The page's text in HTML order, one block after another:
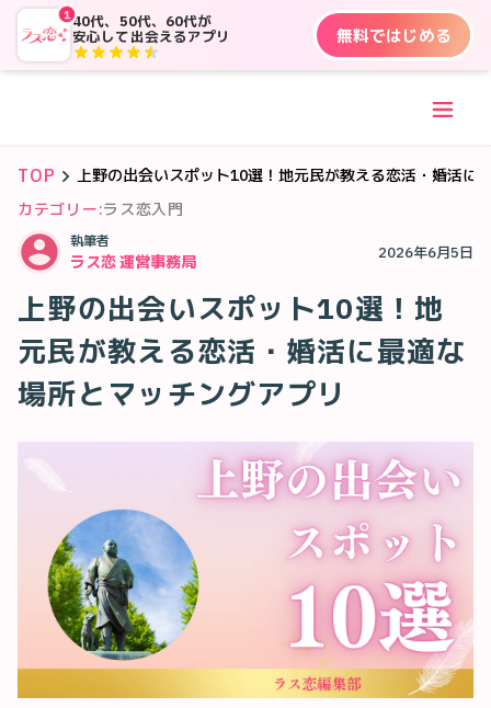
140代、50代、60代が
安心して出会えるアプリ
無料ではじめる
TOP
上野の出会いスポット10選！地元民が教える恋活・婚活に
カテゴリー:ラス恋入門
執筆者
ラス恋 運営事務局 2026年6月5日
上野の出会いスポット10選！地
元民が教える恋活・婚活に最適な
場所とマッチングアプリ